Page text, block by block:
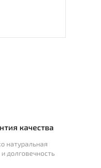
качества
натуральная
долговечность